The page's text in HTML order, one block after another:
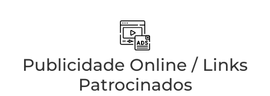
Publicidade Online / Links
Patrocinados